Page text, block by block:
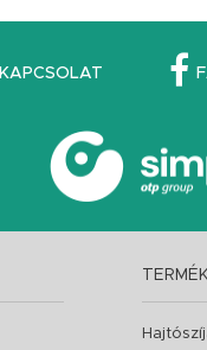
KAPCSOLAT